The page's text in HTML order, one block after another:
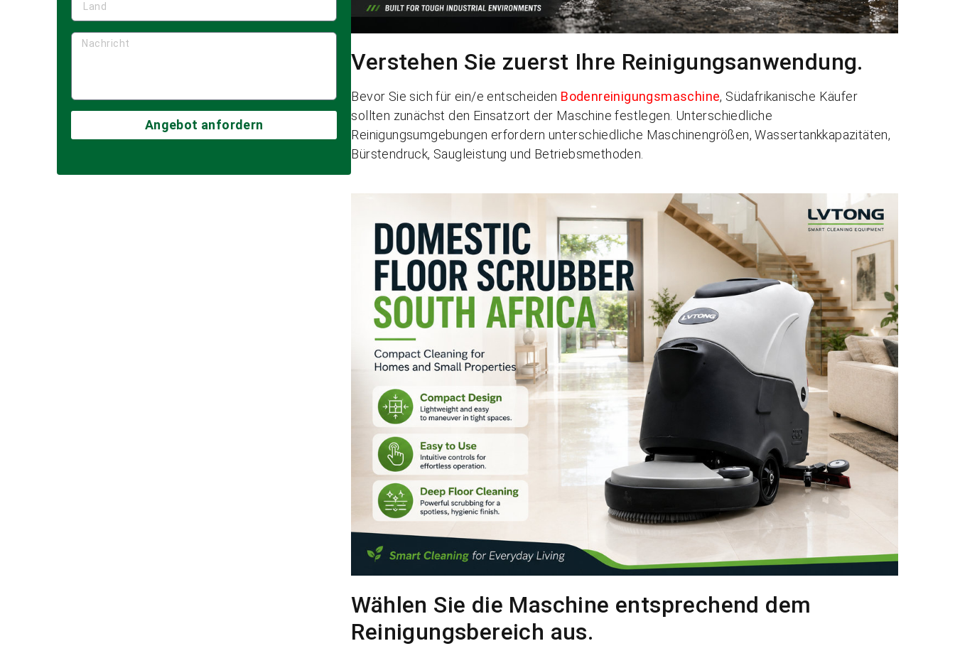
Angebot anfordern
Verstehen Sie zuerst Ihre Reinigungsanwendung.
Bevor Sie sich für ein/e entscheiden Bodenreinigungsmaschine, Südafrikanische Käufer
sollten zunächst den Einsatzort der Maschine festlegen. Unterschiedliche
Reinigungsumgebungen erfordern unterschiedliche Maschinengrößen, Wassertankkapazitäten,
Bürstendruck, Saugleistung und Betriebsmethoden.
Wählen Sie die Maschine entsprechend dem
Reinigungsbereich aus.